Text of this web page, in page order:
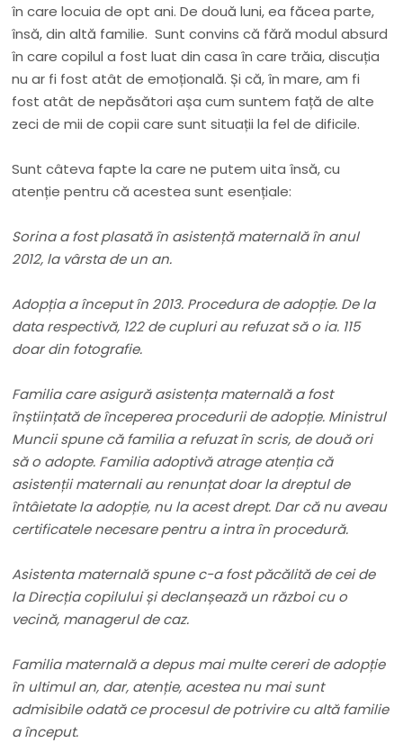
în care locuia de opt ani. De două luni, ea făcea parte,
însă, din altă familie. Sunt convins că fără modul absurd
în care copilul a fost luat din casa în care trăia, discuția
nu ar fi fost atât de emoțională. Și că, în mare, am fi
fost atât de nepăsători așa cum suntem față de alte
zeci de mii de copii care sunt situații la fel de dificile.
Sunt câteva fapte la care ne putem uita însă, cu
atenție pentru că acestea sunt esențiale:
Sorina a fost plasată în asistență maternală în anul
2012, la vârsta de un an.
Adopția a început în 2013. Procedura de adopție. De la
data respectivă, 122 de cupluri au refuzat să o ia. 115
doar din fotografie.
Familia care asigură asistența maternală a fost
înștiințată de începerea procedurii de adopție. Ministrul
Muncii spune că familia a refuzat în scris, de două ori
să o adopte. Familia adoptivă atrage atenția că
asistenții maternali au renunțat doar la dreptul de
întâietate la adopție, nu la acest drept. Dar că nu aveau
certificatele necesare pentru a intra în procedură.
Asistenta maternală spune c-a fost păcălită de cei de
la Direcția copilului și declanșează un război cu o
vecină, managerul de caz.
Familia maternală a depus mai multe cereri de adopție
în ultimul an, dar, atenție, acestea nu mai sunt
admisibile odată ce procesul de potrivire cu altă familie
a început.